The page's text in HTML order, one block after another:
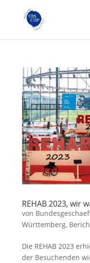
REHAB 2023, wir
von
Württemberg,
Die REHAB 2023
der Besuchenden